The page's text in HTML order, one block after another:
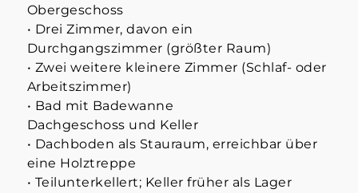
Obergeschoss
• Drei Zimmer, davon ein
Durchgangszimmer (größter Raum)
• Zwei weitere kleinere Zimmer (Schlaf- oder
Arbeitszimmer)
• Bad mit Badewanne
Dachgeschoss und Keller
• Dachboden als Stauraum, erreichbar über
eine Holztreppe
• Teilunterkellert; Keller früher als Lager